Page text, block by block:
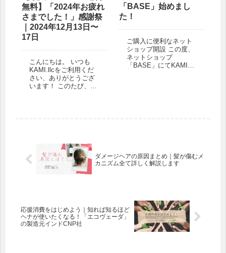
無料】「2024年お疲れ
さまでした！」感謝祭
｜2024年12月13日〜
17日
こんにちは。 いつも
KAMI.llcをご利用くだ
さい、ありがとうござ
います！ このたび、
象になります。...
「BASE」始めまし
た！
ご購入に便利なネット
ショップ開設 この度、
ネットショップ
「BASE」にてKAMI
ダメージヘアの原因まとめ｜髪が傷むメ
カニズム全て詳しく解説します
応援消費をはじめよう｜知れば知るほど
ヘナが使いたくなる！「エコヴェーダ」
の製造元インドCNP社